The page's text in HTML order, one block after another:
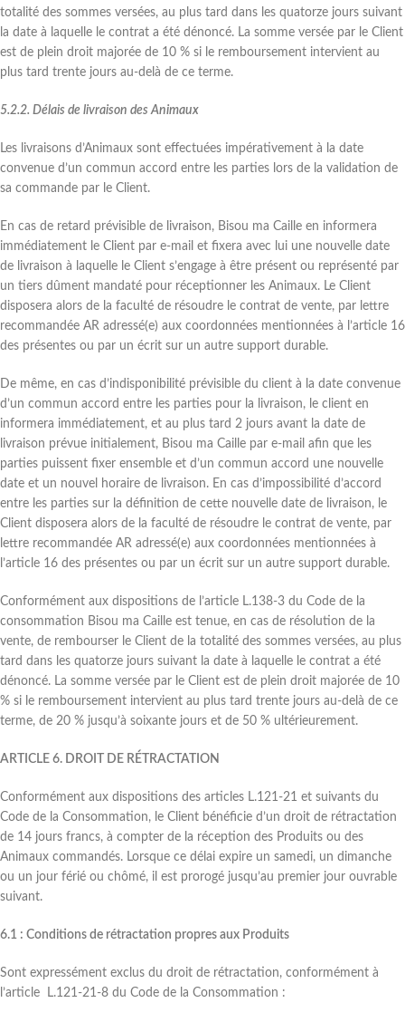
totalité des sommes versées, au plus tard dans les quatorze jours suivant
la date à laquelle le contrat a été dénoncé. La somme versée par le Client
est de plein droit majorée de 10 % si le remboursement intervient au
plus tard trente jours au-delà de ce terme.
5.2.2. Délais de livraison des Animaux
Les livraisons d’Animaux sont effectuées impérativement à la date
convenue d’un commun accord entre les parties lors de la validation de
sa commande par le Client.
En cas de retard prévisible de livraison, Bisou ma Caille en informera
immédiatement le Client par e-mail et fixera avec lui une nouvelle date
de livraison à laquelle le Client s’engage à être présent ou représenté par
un tiers dûment mandaté pour réceptionner les Animaux. Le Client
disposera alors de la faculté de résoudre le contrat de vente, par lettre
recommandée AR adressé(e) aux coordonnées mentionnées à l’article 16
des présentes ou par un écrit sur un autre support durable.
De même, en cas d’indisponibilité prévisible du client à la date convenue
d’un commun accord entre les parties pour la livraison, le client en
informera immédiatement, et au plus tard 2 jours avant la date de
livraison prévue initialement, Bisou ma Caille par e-mail afin que les
parties puissent fixer ensemble et d’un commun accord une nouvelle
date et un nouvel horaire de livraison. En cas d’impossibilité d’accord
entre les parties sur la définition de cette nouvelle date de livraison, le
Client disposera alors de la faculté de résoudre le contrat de vente, par
lettre recommandée AR adressé(e) aux coordonnées mentionnées à
l’article 16 des présentes ou par un écrit sur un autre support durable.
Conformément aux dispositions de l’article L.138-3 du Code de la
consommation Bisou ma Caille est tenue, en cas de résolution de la
vente, de rembourser le Client de la totalité des sommes versées, au plus
tard dans les quatorze jours suivant la date à laquelle le contrat a été
dénoncé. La somme versée par le Client est de plein droit majorée de 10
% si le remboursement intervient au plus tard trente jours au-delà de ce
terme, de 20 % jusqu’à soixante jours et de 50 % ultérieurement.
ARTICLE 6. DROIT DE RÉTRACTATION
Conformément aux dispositions des articles L.121-21 et suivants du
Code de la Consommation, le Client bénéficie d’un droit de rétractation
de 14 jours francs, à compter de la réception des Produits ou des
Animaux commandés. Lorsque ce délai expire un samedi, un dimanche
ou un jour férié ou chômé, il est prorogé jusqu’au premier jour ouvrable
suivant.
6.1 : Conditions de rétractation propres aux Produits
Sont expressément exclus du droit de rétractation, conformément à
l’article L.121-21-8 du Code de la Consommation :